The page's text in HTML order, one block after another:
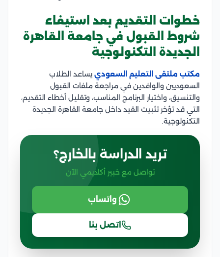
خطوات التقديم بعد استيفاء
شروط القبول في جامعة القاهرة
الجديدة التكنولوجية
مكتب ملتقى التعليم السعودي يساعد الطلاب
السعوديين والوافدين في مراجعة ملفات القبول
والتنسيق، واختيار البرنامج المناسب، وتقليل أخطاء التقديم،
التي قد تؤخر تثبيت القيد داخل جامعة القاهرة الجديدة
التكنولوجية.
تريد الدراسة بالخارج؟
تواصل مع خبير أكاديمي الآن
واتساب
اتصل بنا